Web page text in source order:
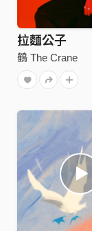
拉麵公子
鶴 The Crane